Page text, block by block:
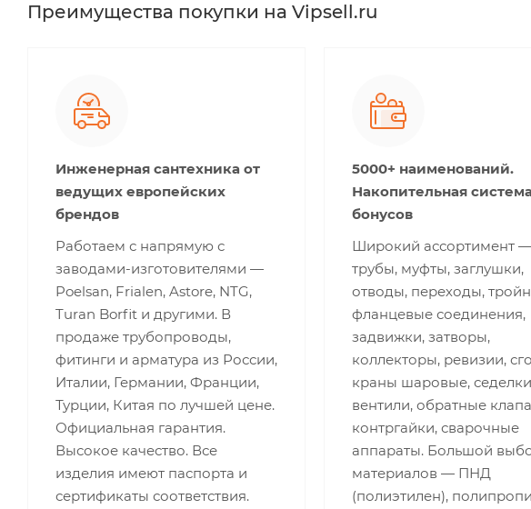
Преимущества покупки на Vipsell.ru
Инженерная сантехника от
ведущих европейских
брендов
Работаем с напрямую с
заводами-изготовителями —
Poelsan, Frialen, Astore, NTG,
Turan Borfit и другими. В
продаже трубопроводы,
фитинги и арматура из России,
Италии, Германии, Франции,
Турции, Китая по лучшей цене.
Официальная гарантия.
Высокое качество. Все
изделия имеют паспорта и
сертификаты соответствия.
5000+ наименований.
Накопительная
бонусов
Широкий ассортимент —
трубы, муфты, заглушки,
отводы, переходы,
фланцевые соединения,
задвижки, затворы,
коллекторы, ревизии,
краны шаровые,
вентили, обратные
контргайки, сварочные
аппараты. Большой
материалов — ПНД
(полиэтилен),